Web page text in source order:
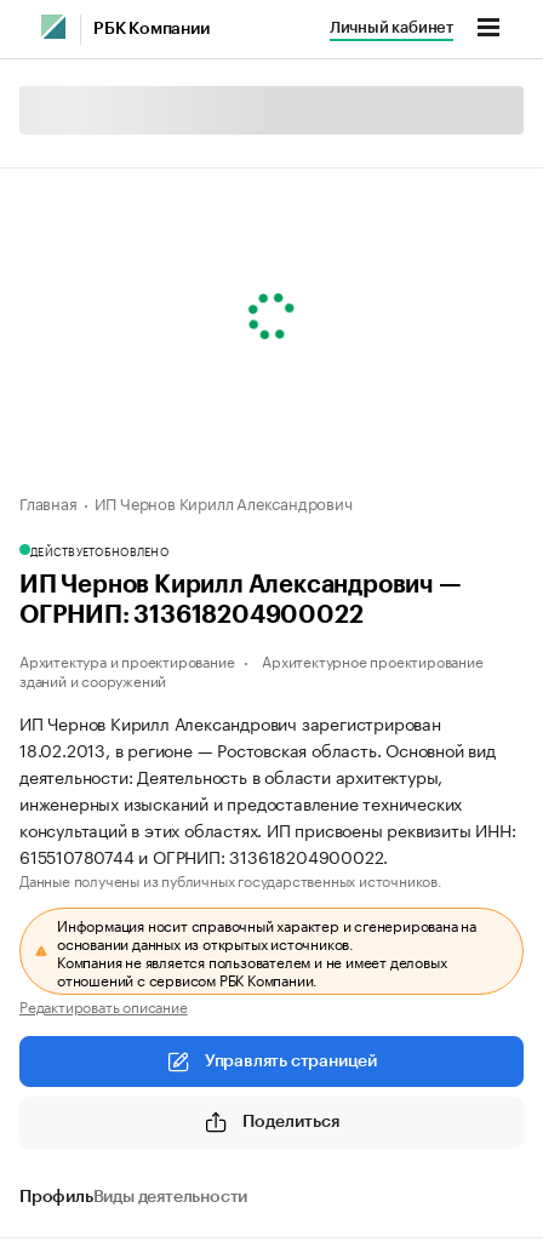
РБК Компании Личный кабинет
Главная ИП Чернов Кирилл Александрович
ДЕЙСТВУЕТОБНОВЛЕНО
ИП Чернов Кирилл Александрович —
ОГРНИП: 313618204900022
Архитектура и проектирование
Архитектурное проектирование
зданий и сооружений
ИП Чернов Кирилл Александрович зарегистрирован
18.02.2013, в регионе — Ростовская область. Основной вид
деятельности: Деятельность в области архитектуры,
инженерных изысканий и предоставление технических
консультаций в этих областях. ИП присвоены реквизиты ИНН:
615510780744 и ОГРНИП: 313618204900022.
Данные получены из публичных государственных источников.
Информация носит справочный характер и сгенерирована на
основании данных из открытых источников.
Компания не является пользователем и не имеет деловых
отношений с сервисом РБК Компании.
Редактировать описание
Управлять страницей
Поделиться
ПрофильВиды деятельности